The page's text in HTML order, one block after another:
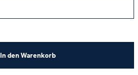
In den Warenkorb